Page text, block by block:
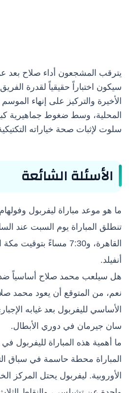
يترقب المشجعون أداء صلاح بعد
سيكون اختباراً حقيقياً لقدرة
الأخيرة والتركيز على إنهاء
المحلية، وسط ضغوط جماهيرية
سلوت لإثبات صحة خياراته
الأسئلة الشائعة
ما هو موعد مباراة ليفربول
القاهرة، و7:30 مساءً
أنفيلد.
هل سيلعب محمد صلاح أساسياً ضد
نعم، من المتوقع أن يعود محمد
الأساسي لليفربول بعد غيابه
سان جيرمان في دوري الأبطال.
ما أهمية هذه المباراة لليفربول
المباراة محطة حاسمة في سباق
الأوروبية. ليفربول يحتل المركز